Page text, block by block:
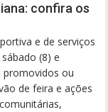
confira os
e de serviços
(8) e
promovidos ou
de feira e ações